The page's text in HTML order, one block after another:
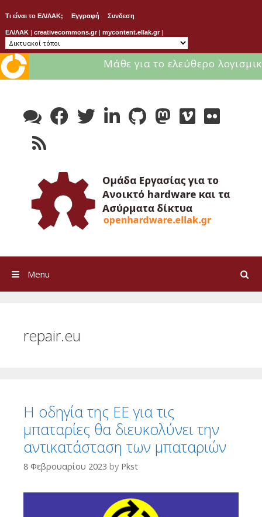
Τι είναι το ΕΛ/ΛΑΚ; Εγγραφή Συνδεση
ΕΛ/ΛΑΚ | creativecommons.gr | mycontent.ellak.gr |
Μάθε για το ελεύθερο
content
Search
Menu
repair.eu
Η οδηγία της ΕΕ για τις
μπαταρίες θα διευκολύνει την
αντικατάσταση των μπαταριών
8 Φεβρουαρίου 2023 by Pkst